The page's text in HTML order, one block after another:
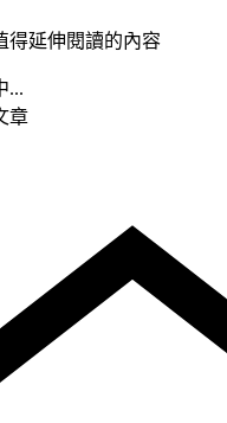
得延伸閱讀的內容
...
章